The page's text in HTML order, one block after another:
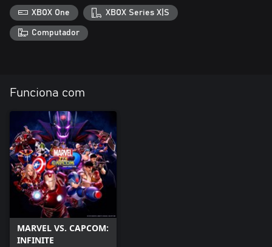
XBOX One XBOX Series X|S
Computador
Funciona com
MARVEL VS. CAPCOM:
INFINITE